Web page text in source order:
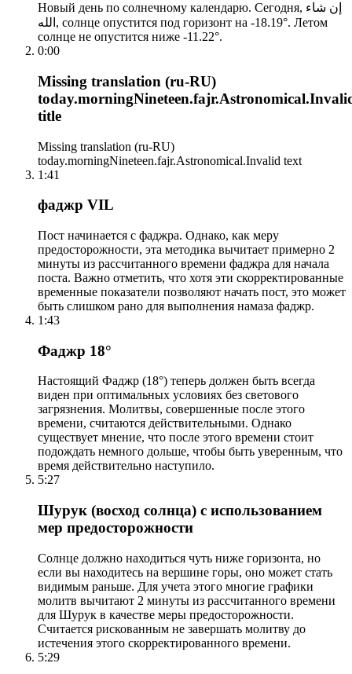
Новый день по солнечному календарю. Сегодня, إن شاء
الله, солнце опустится под горизонт на -18.19°. Летом
солнце не опустится ниже -11.22°.
0:00
Missing translation (ru-RU)
title
Missing translation (ru-RU)
today.morningNineteen.fajr.Astronomical.Invalid text
1:41
фаджр VIL
Пост начинается с фаджра. Однако, как меру
предосторожности, эта методика вычитает примерно 2
минуты из рассчитанного времени фаджра для начала
поста. Важно отметить, что хотя эти скорректированные
временные показатели позволяют начать пост, это может
быть слишком рано для выполнения намаза фаджр.
1:43
Фаджр 18°
Настоящий Фаджр (18°) теперь должен быть всегда
виден при оптимальных условиях без светового
загрязнения. Молитвы, совершенные после этого
времени, считаются действительными. Однако
существует мнение, что после этого времени стоит
подождать немного дольше, чтобы быть уверенным, что
время действительно наступило.
5:27
Шурук (восход солнца) с использованием
мер предосторожности
Солнце должно находиться чуть ниже горизонта, но
если вы находитесь на вершине горы, оно может стать
видимым раньше. Для учета этого многие графики
молитв вычитают 2 минуты из рассчитанного времени
для Шурук в качестве меры предосторожности.
Считается рискованным не завершать молитву до
истечения этого скорректированного времени.
5:29